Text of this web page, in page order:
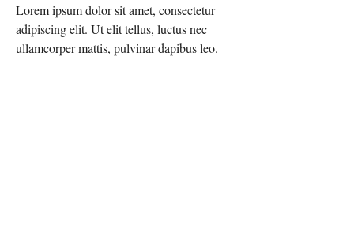
Lorem ipsum dolor sit amet, consectetur
adipiscing elit. Ut elit tellus, luctus nec
ullamcorper mattis, pulvinar dapibus leo.